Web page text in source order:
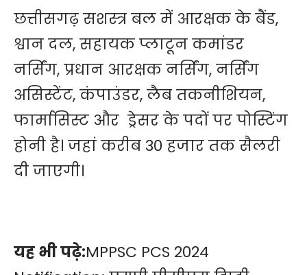
छत्तीसगढ़ सशस्त्र बल में आरक्षक के बैंड,
श्वान दल, सहायक प्लाटून कमांडर
नर्सिंग, प्रधान आरक्षक नर्सिंग, नर्सिंग
असिस्टेंट, कंपाउंडर, लैब तकनीशियन,
फार्मासिस्ट और ड्रेसर के पदों पर पोस्टिंग
होनी है। जहां करीब 30 हजार तक सैलरी
दी जाएगी।
यह भी पढ़े:MPPSC PCS 2024